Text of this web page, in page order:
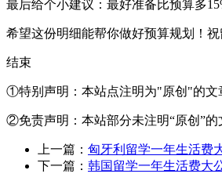
最后给个小建议：最好准备比预算多
希望这份明细能帮你做好预算规划！祝
结束
①特别声明：本站点注明为"原创"的文
②免责声明：本站部分未注明“原创”
上一篇： 匈牙利留学一年生活费
下一篇： 韩国留学一年生活费大